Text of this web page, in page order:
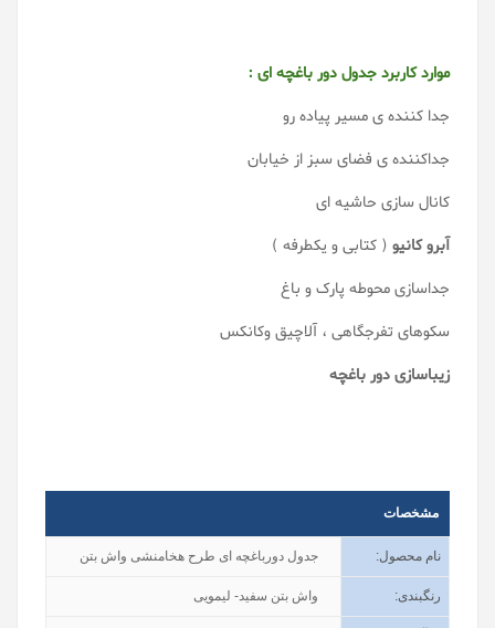
موارد کاربرد جدول دور باغچه ای :
جدا کننده ی مسیر پیاده رو
جداکننده ی فضای سبز از خیابان
کانال سازی حاشیه ای
آبرو کانیو ( کتابی و یکطرفه )
جداسازی محوطه پارک و باغ
سکوهای تفرجگاهی ، آلاچیق وکانکس
زیباسازی دور باغچه
مشخصات
نام محصول: جدول دورباغچه ای طرح هخامنشی واش بتن
رنگبندی: واش بتن سفید- لیمویی